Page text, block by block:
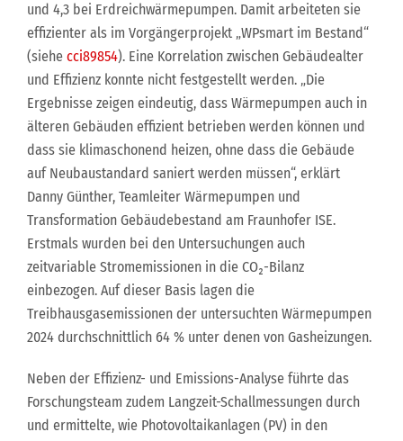
und 4,3 bei Erdreichwärmepumpen. Damit arbeiteten sie
effizienter als im Vorgängerprojekt „WPsmart im Bestand“
(siehe cci89854). Eine Korrelation zwischen Gebäudealter
und Effizienz konnte nicht festgestellt werden. „Die
Ergebnisse zeigen eindeutig, dass Wärmepumpen auch in
älteren Gebäuden effizient betrieben werden können und
dass sie klimaschonend heizen, ohne dass die Gebäude
auf Neubaustandard saniert werden müssen“, erklärt
Danny Günther, Teamleiter Wärmepumpen und
Transformation Gebäudebestand am Fraunhofer ISE.
Erstmals wurden bei den Untersuchungen auch
zeitvariable Stromemissionen in die CO₂-Bilanz
einbezogen. Auf dieser Basis lagen die
Treibhausgasemissionen der untersuchten Wärmepumpen
2024 durchschnittlich 64 % unter denen von Gasheizungen.
Neben der Effizienz- und Emissions-Analyse führte das
Forschungsteam zudem Langzeit-Schallmessungen durch
und ermittelte, wie Photovoltaikanlagen (PV) in den